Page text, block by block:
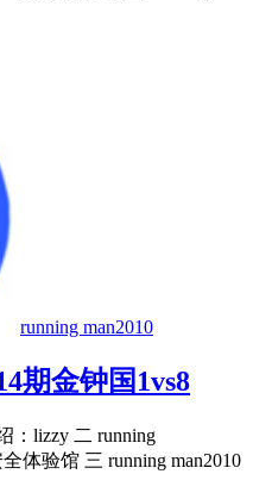
running man2010
期金钟国1vs8
：lizzy 二 running
体验馆 三 running man2010